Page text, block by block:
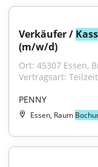
Verkäufer /
(m/w/d)
Ort: 45307 Essen,
Vertragsart:
PENNY
Essen, Raum